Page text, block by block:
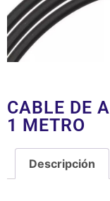
CABLE DE
1 METRO
Descripción